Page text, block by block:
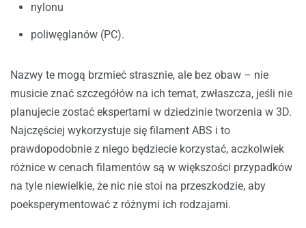
nylonu
poliwęglanów (PC).
Nazwy te mogą brzmieć strasznie, ale bez obaw – nie
musicie znać szczegółów na ich temat, zwłaszcza, jeśli nie
planujecie zostać ekspertami w dziedzinie tworzenia w 3D.
Najczęściej wykorzystuje się filament ABS i to
prawdopodobnie z niego będziecie korzystać, aczkolwiek
różnice w cenach filamentów są w większości przypadków
na tyle niewielkie, że nic nie stoi na przeszkodzie, aby
poeksperymentować z różnymi ich rodzajami.